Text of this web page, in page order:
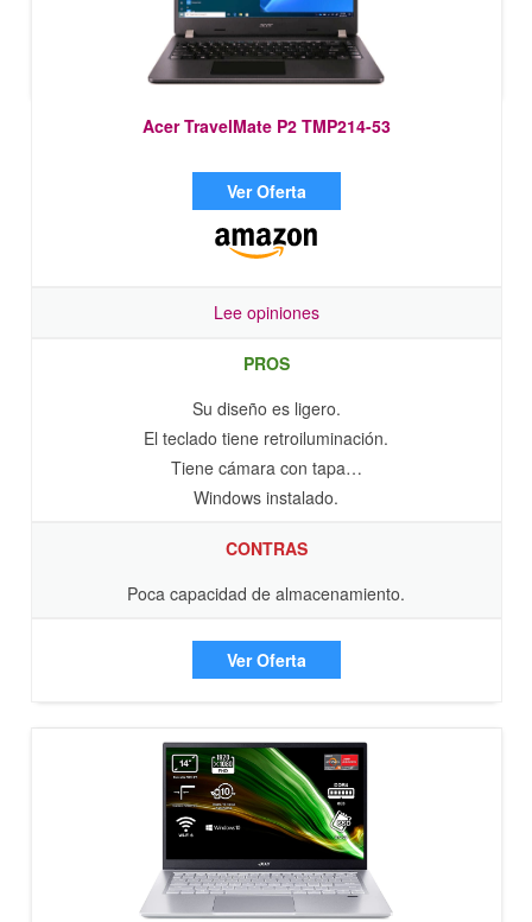
Acer TravelMate P2 TMP214-53
Ver Oferta
Lee opiniones
PROS
Su diseño es ligero.
El teclado tiene retroiluminación.
Tiene cámara con tapa…
Windows instalado.
CONTRAS
Poca capacidad de almacenamiento.
Ver Oferta